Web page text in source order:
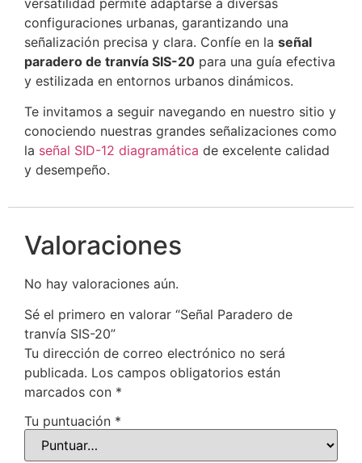
configuraciones urbanas, garantizando una
señalización precisa y clara. Confíe en la señal
paradero de tranvía SIS-20 para una guía efectiva
y estilizada en entornos urbanos dinámicos.
Te invitamos a seguir navegando en nuestro sitio y
conociendo nuestras grandes señalizaciones como
la señal SID-12 diagramática de excelente calidad
y desempeño.
Valoraciones
No hay valoraciones aún.
Sé el primero en valorar “Señal Paradero de
tranvía SIS-20”
Tu dirección de correo electrónico no será
publicada. Los campos obligatorios están
marcados con *
Tu puntuación *